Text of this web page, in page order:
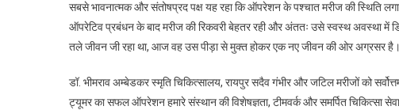
सबसे भावनात्मक और संतोषप्रद पक्ष यह रहा कि ऑपरेशन के पश्चात मरीज की स्थिति
ऑपरेटिव प्रबंधन के बाद मरीज की रिकवरी बेहतर रही और अंततः उसे स्वस्थ अवस्था में
तले जीवन जी रहा था, आज वह उस पीड़ा से मुक्त होकर एक नए जीवन की ओर अग्रसर
डॉ. भीमराव अम्बेडकर स्मृति चिकित्सालय, रायपुर सदैव गंभीर और जटिल मरीजों को
ट्यूमर का सफल ऑपरेशन हमारे संस्थान की विशेषज्ञता, टीमवर्क और समर्पित चिकित्सा